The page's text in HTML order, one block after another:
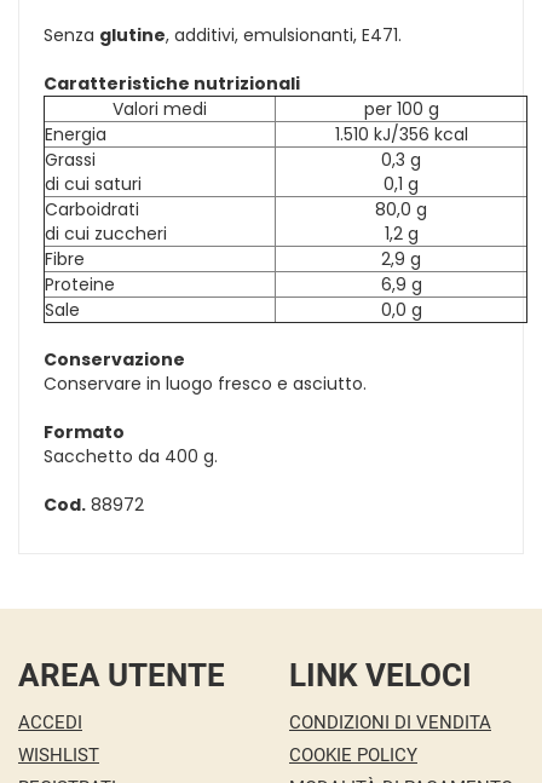
Senza glutine, additivi, emulsionanti, E471.
Caratteristiche nutrizionali
Valori medi
per 100 g
Energia
1.510 kJ/356 kcal
Grassi
di cui saturi
0,3 g
0,1 g
Carboidrati
di cui zuccheri
80,0 g
1,2 g
Fibre
2,9 g
Proteine
6,9 g
Sale
0,0 g
Conservazione
Conservare in luogo fresco e asciutto.
Formato
Sacchetto da 400 g.
Cod. 88972
AREA UTENTE
ACCEDI
WISHLIST
LINK VELOCI
CONDIZIONI DI VENDITA
COOKIE POLICY